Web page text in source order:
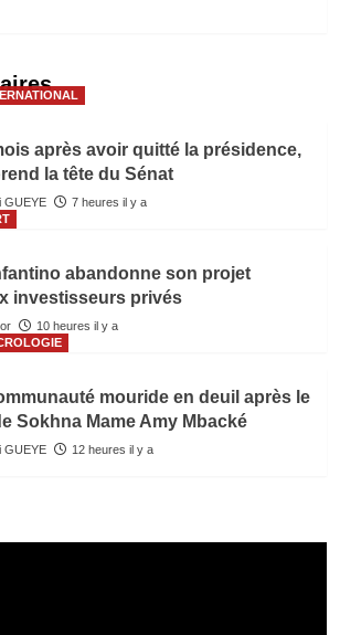
après avoir quitté la présidence,
la tête du Sénat
GUEYE
7 heures il y a
abandonne son projet
investisseurs privés
10 heures il y a
mouride en deuil après le
Sokhna Mame Amy Mbacké
GUEYE 12 heures il y a